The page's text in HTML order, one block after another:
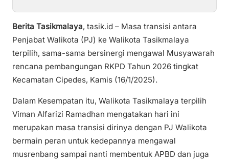
Berita Tasikmalaya, tasik.id – Masa transisi antara
Penjabat Walikota (PJ) ke Walikota Tasikmalaya
terpilih, sama-sama bersinergi mengawal Musyawarah
rencana pembangungan RKPD Tahun 2026 tingkat
Kecamatan Cipedes, Kamis (16/1/2025).
Dalam Kesempatan itu, Walikota Tasikmalaya terpilih
Viman Alfarizi Ramadhan mengatakan hari ini
merupakan masa transisi dirinya dengan PJ Walikota
bermain peran untuk kedepannya mengawal
musrenbang sampai nanti membentuk APBD dan juga